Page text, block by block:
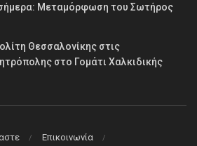
σήμερα: Μεταμόρφωση του Σωτήρος
Θεσσαλονίκης στις
στο Γομάτι Χαλκιδικής
Επικοινωνία